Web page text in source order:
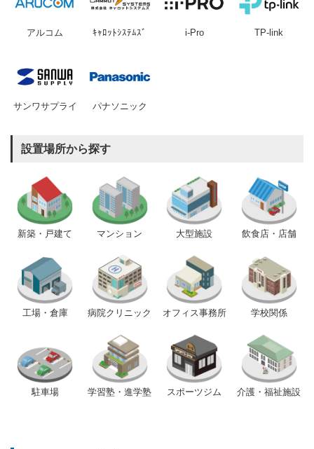
アルコム ｷｬﾛｯﾄｼｽﾃﾑｽﾞ i-Pro TP-link
サンワサプライ パナソニック
設置場所から探す
新築・戸建て マンション 大型施設 飲食店・店舗
工場・倉庫 病院クリニック オフィス事務所 学校関係
駐車場 学習塾・進学塾 スポーツジム 介護・福祉施設